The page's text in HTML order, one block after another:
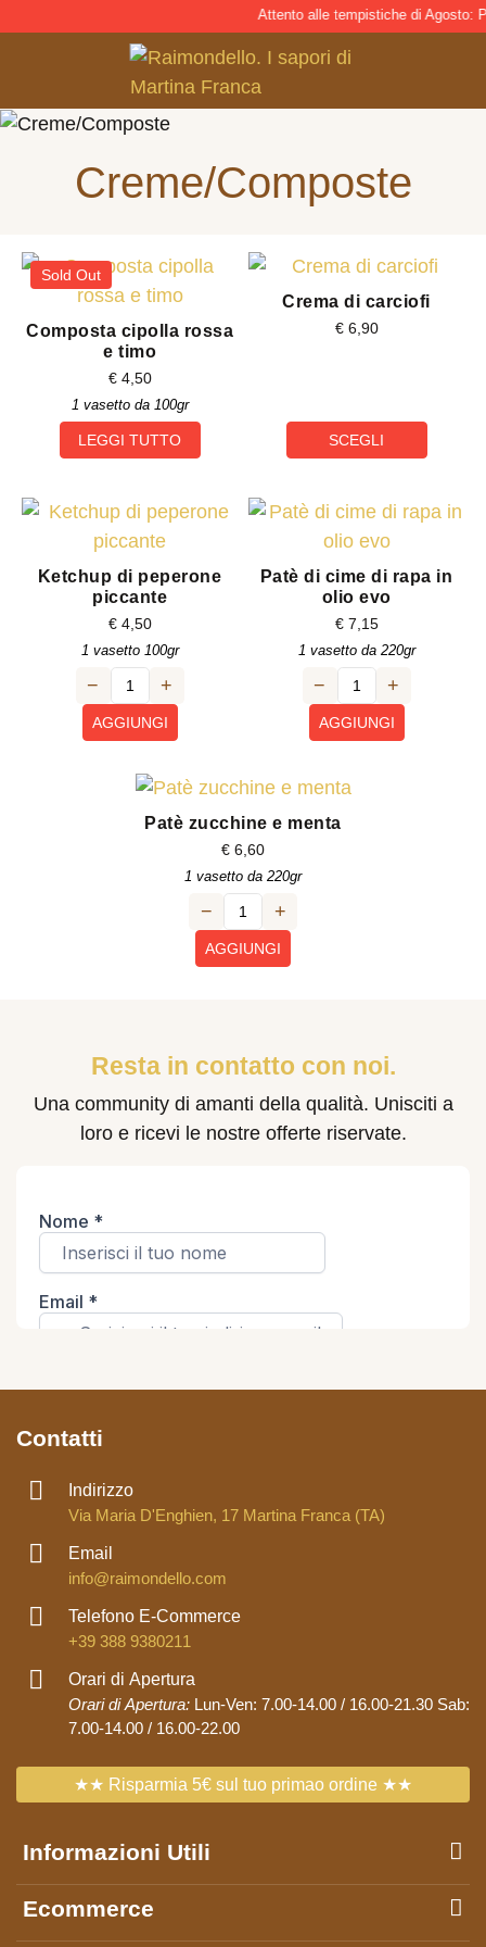
Attento alle tempistiche di Agosto:
Creme/Composte
Sold Out
Composta cipolla rossa
e timo
€4,50
1 vasetto da 100gr
LEGGI TUTTO
Crema di carciofi
€6,90
SCEGLI
Ketchup di peperone
piccante
€4,50
1 vasetto 100gr
− +
AGGIUNGI
Patè di cime di rapa in
olio evo
€7,15
1 vasetto da 220gr
− +
AGGIUNGI
Patè zucchine e menta
€ 6,60
1 vasetto da 220gr
− +
AGGIUNGI
Resta in contatto con noi.
Una community di amanti della qualità. Unisciti a
loro e ricevi le nostre offerte riservate.
Contatti
Indirizzo
Via Maria D'Enghien, 17 Martina Franca (TA)
Email
info@raimondello.com
Telefono E-Commerce
+39 388 9380211
Orari di Apertura
Orari di Apertura: Lun-Ven: 7.00-14.00 / 16.00-21.30 Sab:
7.00-14.00 / 16.00-22.00
★★ Risparmia 5€ sul tuo primao ordine ★★
Informazioni Utili
Ecommerce